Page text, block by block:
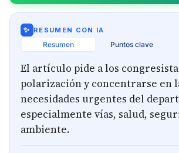
✨ RESUMEN CON IA
Resumen Puntos clave
El artículo pide a los
polarización y concentrarse en
necesidades urgentes del
especialmente vías, salud,
ambiente.